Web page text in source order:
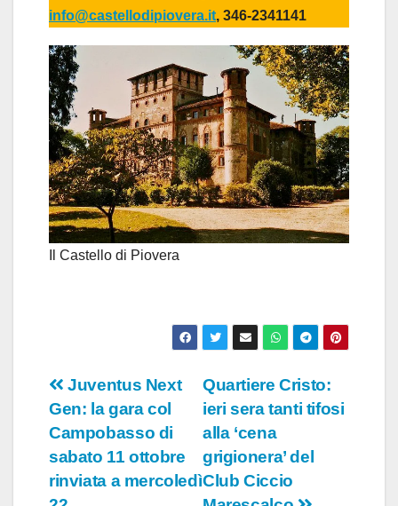
info@castellodipiovera.it, 346-2341141
Il Castello di Piovera
Navigazione
articoli
Quartiere Cristo:
ieri sera tanti tifosi
alla ‘cena
grigionera’ del
Club Ciccio
Juventus Next
Gen: la gara col
Campobasso di
sabato 11 ottobre
rinviata a mercoledì